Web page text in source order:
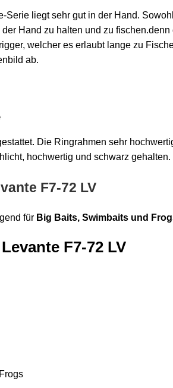
Serie liegt sehr gut in der Hand.
Hand zu halten und zu
welcher es erlaubt lange zu
ab.
Die Ringrahmen sehr
hochwertig und schwarz gehalten.
F7-72 LV
für Big Baits, Swimbaits und
F7-72 LV